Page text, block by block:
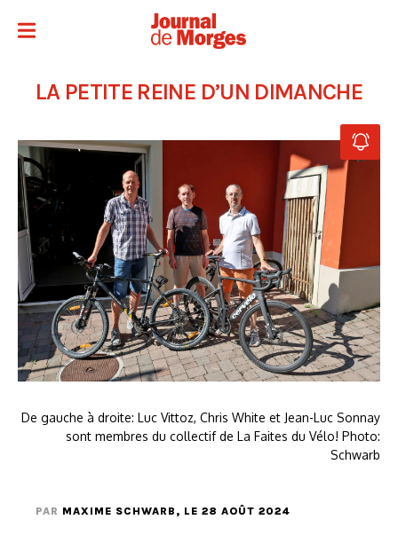
LA PETITE REINE D’UN DIMANCHE
De gauche à droite: Luc Vittoz, Chris White et Jean-Luc Sonnay
sont membres du collectif de La Faites du Vélo! Photo:
Schwarb
PAR MAXIME SCHWARB , LE 28 AOÛT 2024